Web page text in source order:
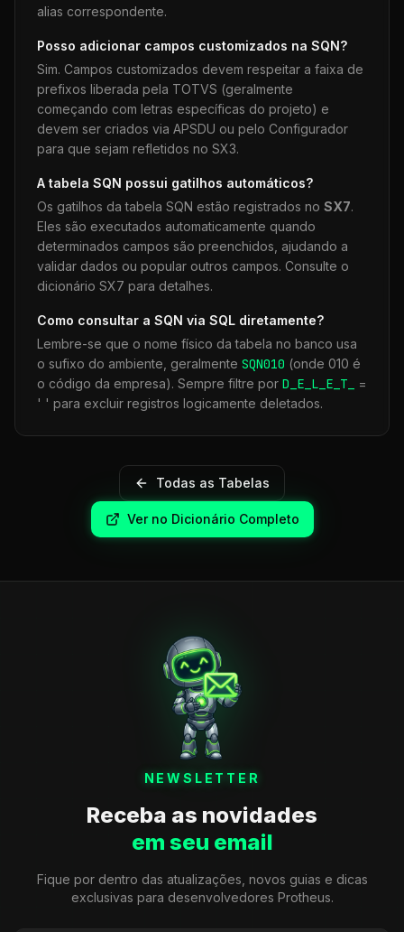
alias correspondente.
Posso adicionar campos customizados na SQN?
Sim. Campos customizados devem respeitar a faixa de
prefixos liberada pela TOTVS (geralmente
começando com letras específicas do projeto) e
devem ser criados via APSDU ou pelo Configurador
para que sejam refletidos no SX3.
A tabela SQN possui gatilhos automáticos?
Os gatilhos da tabela SQN estão registrados no SX7.
Eles são executados automaticamente quando
determinados campos são preenchidos, ajudando a
validar dados ou popular outros campos. Consulte o
dicionário SX7 para detalhes.
Como consultar a SQN via SQL diretamente?
Lembre-se que o nome físico da tabela no banco usa
o sufixo do ambiente, geralmente SQN010 (onde 010 é
o código da empresa). Sempre filtre por D_E_L_E_T_
=
' ' para excluir registros logicamente deletados.
Todas as Tabelas
Ver no Dicionário Completo
NEWSLETTER
Receba as novidades
em seu email
Fique por dentro das atualizações, novos guias e dicas
exclusivas para desenvolvedores Protheus.